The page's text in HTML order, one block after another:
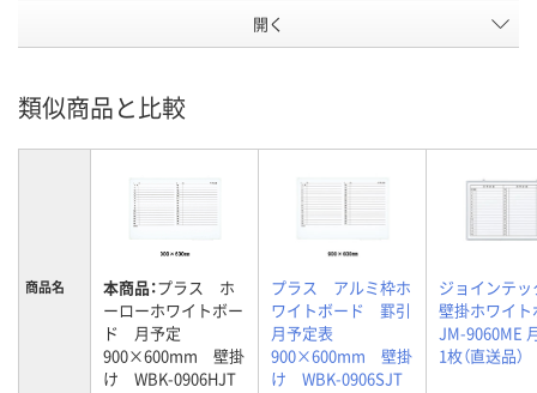
開く
類似商品と比較
商品名 本商品：プラス ホ
ーローホワイトボー
ド 月予定
900×600mm 壁掛
け WBK-0906HJT
プラス アルミ枠ホ
ワイトボード 罫引
月予定表
900×600mm 壁掛
け WBK-0906SJT
ジョインテッ
壁掛ホワイト
JM-9060ME
1枚（直送品）